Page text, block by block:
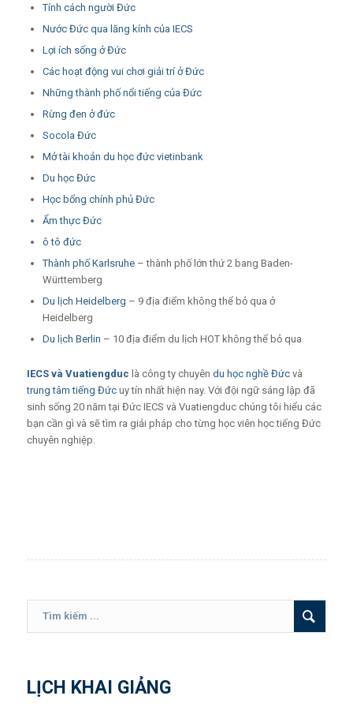
Tính cách người Đức
Nước Đức qua lăng kính của IECS
Lợi ích sống ở Đức
Các hoạt động vui chơi giải trí ở Đức
Những thành phố nổi tiếng của Đức
Rừng đen ở đức
Socola Đức
Mở tài khoản du học đức vietinbank
Du học Đức
Học bổng chính phủ Đức
Ẩm thực Đức
ô tô đức
Thành phố Karlsruhe– thành phố lớn thứ 2 bang Baden-
Württemberg
Du lịch Heidelberg – 9 địa điểm không thể bỏ qua ở
Heidelberg
Du lịch Berlin – 10 địa điểm du lịch HOT không thể bỏ qua
IECSvà Vuatiengduc là công ty chuyên du học nghề Đứcvà
trung tâm tiếng Đứcuy tín nhất hiện nay. Với đội ngữ sáng lập đã
sinh sống 20 năm tại Đức IECS và Vuatiengduc chúng tôi hiểu các
bạn cần gì và sẽ tìm ra giải pháp cho từng học viên học tiếng Đức
chuyên nghiệp.
LỊCH KHAI GIẢNG